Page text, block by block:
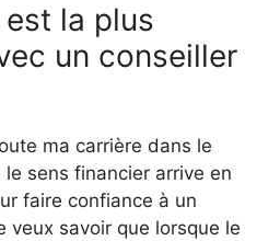
la plus
un conseiller
ma carrière dans le
sens financier arrive en
faire confiance à un
veux savoir que lorsque le